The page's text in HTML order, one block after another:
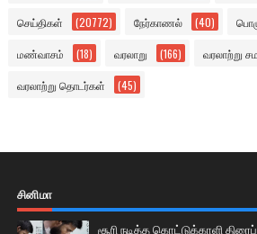
செய்திகள் (20772) நேர்காணல் (40)
மண்வாசம் (18) வரலாறு (166) வரலாற்று
வரலாற்று தொடர்கள் (45)
சினிமா
சூரி நடித்த கொட்டுக்காளி